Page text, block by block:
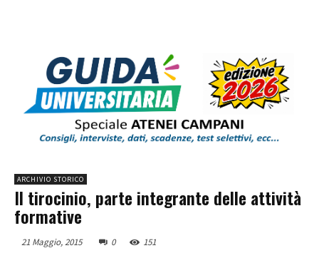
ARCHIVIO STORICO
Il tirocinio, parte integrante delle attività
formative
21 Maggio, 2015 0 151